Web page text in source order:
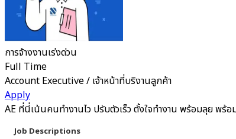
การจ้างงานเร่งด่วน
Full Time
Account Executive / เจ้าหน้าที่บริงานลูกค้า
Apply
AE ที่นี่เน้นคนทำงานไว ปรับตัวเร็ว ตั้งใจทำงาน พร้อมลุย พ
Job Descriptions